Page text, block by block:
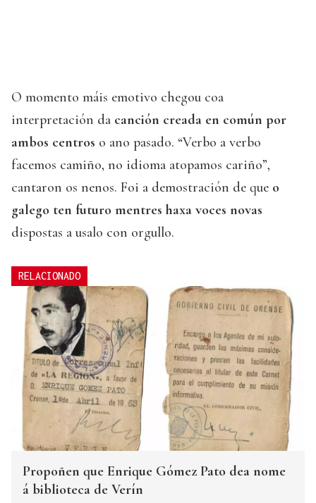
O momento máis emotivo chegou coa
interpretación da canción creada en común por
ambos centros o ano pasado. “Verbo a verbo
facemos camiño, no idioma atopamos cariño”,
cantaron os nenos. Foi a demostración de que o
galego ten futuro mentres haxa voces novas
dispostas a usalo con orgullo.
RELACIONADO
Propoñen que Enrique Gómez Pato dea nome
á biblioteca de Verín